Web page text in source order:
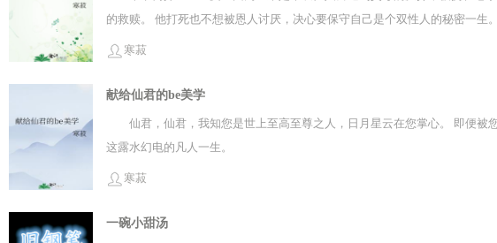
的救赎。 他打死也不想被恩人讨厌，决心要保守自己是个双性人的秘密一
寒菽
献给仙君的be美学
仙君，仙君，我知您是世上至高至尊之人，日月星云在您掌心。 即便
这露水幻电的凡人一生。
寒菽
一碗小甜汤